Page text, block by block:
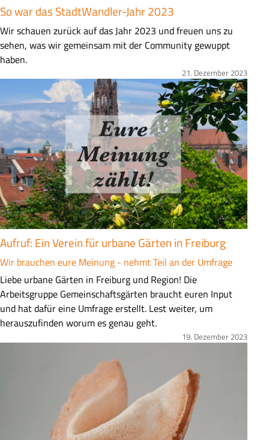
So war das StadtWandler-Jahr 2023
Z
u
s
m
e
f
a
s
s
u
n
g
Wir schauen zurück auf das Jahr 2023 und freuen uns zu
sehen, was wir gemeinsam mit der Community gewuppt
haben.
21. Dezember 2023
Aufruf: Ein Verein für urbane Gärten in Freiburg
Wir brauchen eure Meinung - nehmt Teil an der Umfrage
Z
u
s
a
Liebe urbane Gärten in Freiburg und Region! Die
Arbeitsgruppe Gemeinschaftsgärten braucht euren Input
und hat dafür eine Umfrage erstellt. Lest weiter, um
herauszufinden worum es genau geht.
19. Dezember 2023